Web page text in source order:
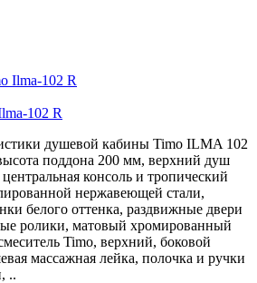
102 R
душевой кабины Timo ILMA 102
поддона 200 мм, верхний душ
консоль и тропический
нержавеющей стали,
белого оттенка, раздвижные двери
ролики, матовый хромированный
Timo, верхний, боковой
массажная лейка, полочка и ручки
..